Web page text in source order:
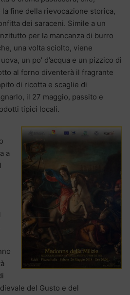
fine della rievocazione storica,
dei saraceni. Simile a un
per la mancanza di burro
una volta sciolto, viene
un po’ d’acqua e un pizzico di
al forno diventerà il fragrante
di ricotta e scaglie di
il 27 maggio, passito e
tipici locali.
a
del Gusto e del